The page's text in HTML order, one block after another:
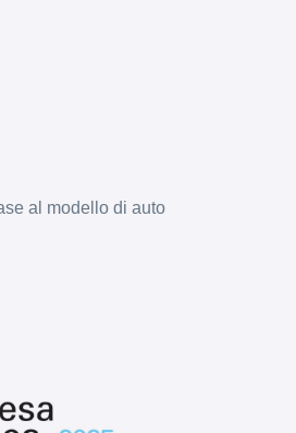
al modello di auto